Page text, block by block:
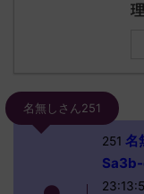
理
名無しさん251
251 名